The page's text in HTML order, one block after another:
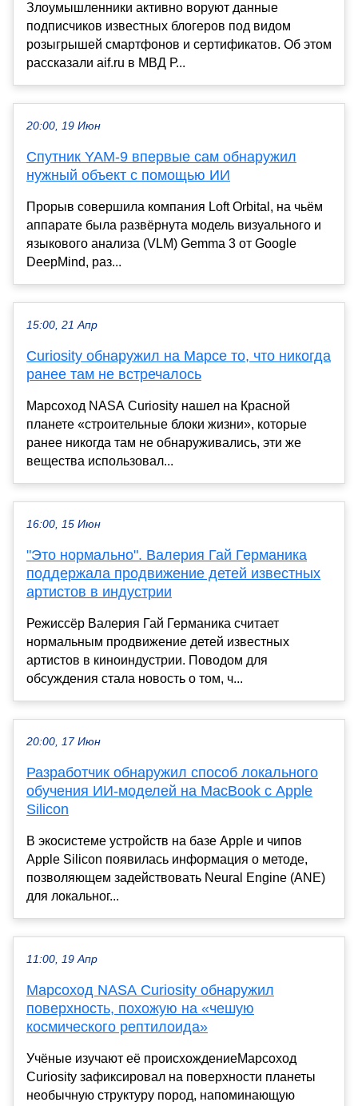
Злоумышленники активно воруют данные
подписчиков известных блогеров под видом
розыгрышей смартфонов и сертификатов. Об этом
рассказали aif.ru в МВД Р...
20:00, 19 Июн
Спутник YAM-9 впервые сам обнаружил
нужный объект с помощью ИИ
Прорыв совершила компания Loft Orbital, на чьём
аппарате была развёрнута модель визуального и
языкового анализа (VLM) Gemma 3 от Google
DeepMind, раз...
15:00, 21 Апр
Curiosity обнаружил на Марсе то, что никогда
ранее там не встречалось
Марсоход NASA Curiosity нашел на Красной
планете «строительные блоки жизни», которые
ранее никогда там не обнаруживались, эти же
вещества использовал...
16:00, 15 Июн
"Это нормально". Валерия Гай Германика
поддержала продвижение детей известных
артистов в индустрии
Режиссёр Валерия Гай Германика считает
нормальным продвижение детей известных
артистов в киноиндустрии. Поводом для
обсуждения стала новость о том, ч...
20:00, 17 Июн
Разработчик обнаружил способ локального
обучения ИИ-моделей на MacBook с Apple
Silicon
В экосистеме устройств на базе Apple и чипов
Apple Silicon появилась информация о методе,
позволяющем задействовать Neural Engine (ANE)
для локальног...
11:00, 19 Апр
Марсоход NASA Curiosity обнаружил
поверхность, похожую на «чешую
космического рептилоида»
Учёные изучают её происхождениеМарсоход
Curiosity зафиксировал на поверхности планеты
необычную структуру пород, напоминающую